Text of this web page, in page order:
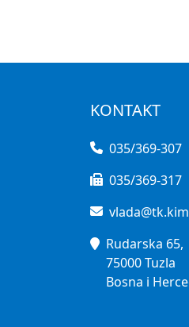
KONTAKT
035/369-307
035/369-317
Rudarska 65,
75000 Tuzla
Bosna i